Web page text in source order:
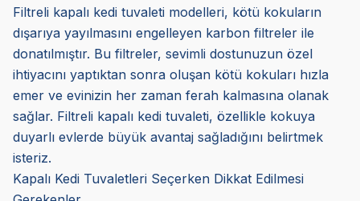
Filtreli kapalı kedi tuvaleti modelleri, kötü kokuların
dışarıya yayılmasını engelleyen karbon filtreler ile
donatılmıştır. Bu filtreler, sevimli dostunuzun özel
ihtiyacını yaptıktan sonra oluşan kötü kokuları hızla
emer ve evinizin her zaman ferah kalmasına olanak
sağlar. Filtreli kapalı kedi tuvaleti, özellikle kokuya
duyarlı evlerde büyük avantaj sağladığını belirtmek
isteriz.
Kapalı Kedi Tuvaletleri Seçerken Dikkat Edilmesi